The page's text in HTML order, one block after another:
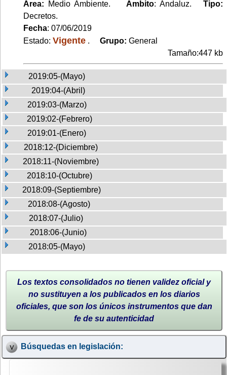
Area: Medio Ambiente. Ambito: Andaluz.Tipo:
Decretos.
Fecha: 07/06/2019
Estado: Vigente . Grupo: General
Tamaño:447 kb
2019:05-(Mayo)
2019:04-(Abril)
2019:03-(Marzo)
2019:02-(Febrero)
2019:01-(Enero)
2018:12-(Diciembre)
2018:11-(Noviembre)
2018:10-(Octubre)
2018:09-(Septiembre)
2018:08-(Agosto)
2018:07-(Julio)
2018:06-(Junio)
2018:05-(Mayo)
Los textos consolidados no tienen validez oficial y
no sustituyen a los publicados en los diarios
oficiales, que son los únicos instrumentos que dan
fe de su autenticidad
Búsquedas en legislación: